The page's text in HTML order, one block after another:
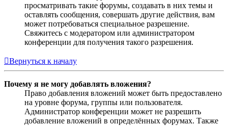
просматривать такие форумы, создавать в них темы и
оставлять сообщения, совершать другие действия, вам
может потребоваться специальное разрешение.
Свяжитесь с модератором или администратором
конференции для получения такого разрешения.
Вернуться к началу
Почему я не могу добавлять вложения?
Право добавления вложений может быть предоставлено
на уровне форума, группы или пользователя.
Администратор конференции может не разрешить
добавление вложений в определённых форумах. Также